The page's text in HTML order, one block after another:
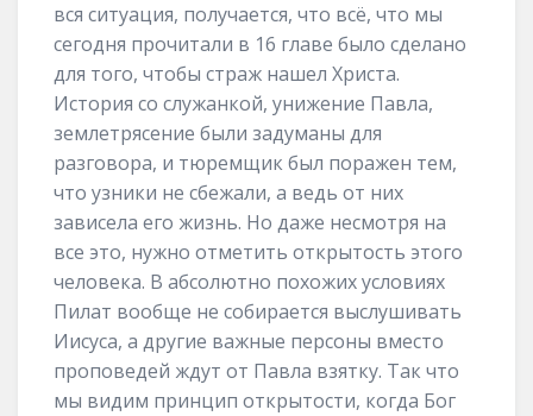
вся ситуация, получается, что всё, что мы
сегодня прочитали в 16 главе было сделано
для того, чтобы страж нашел Христа.
История со служанкой, унижение Павла,
землетрясение были задуманы для
разговора, и тюремщик был поражен тем,
что узники не сбежали, а ведь от них
зависела его жизнь. Но даже несмотря на
все это, нужно отметить открытость этого
человека. В абсолютно похожих условиях
Пилат вообще не собирается выслушивать
Иисуса, а другие важные персоны вместо
проповедей ждут от Павла взятку. Так что
мы видим принцип открытости, когда Бог